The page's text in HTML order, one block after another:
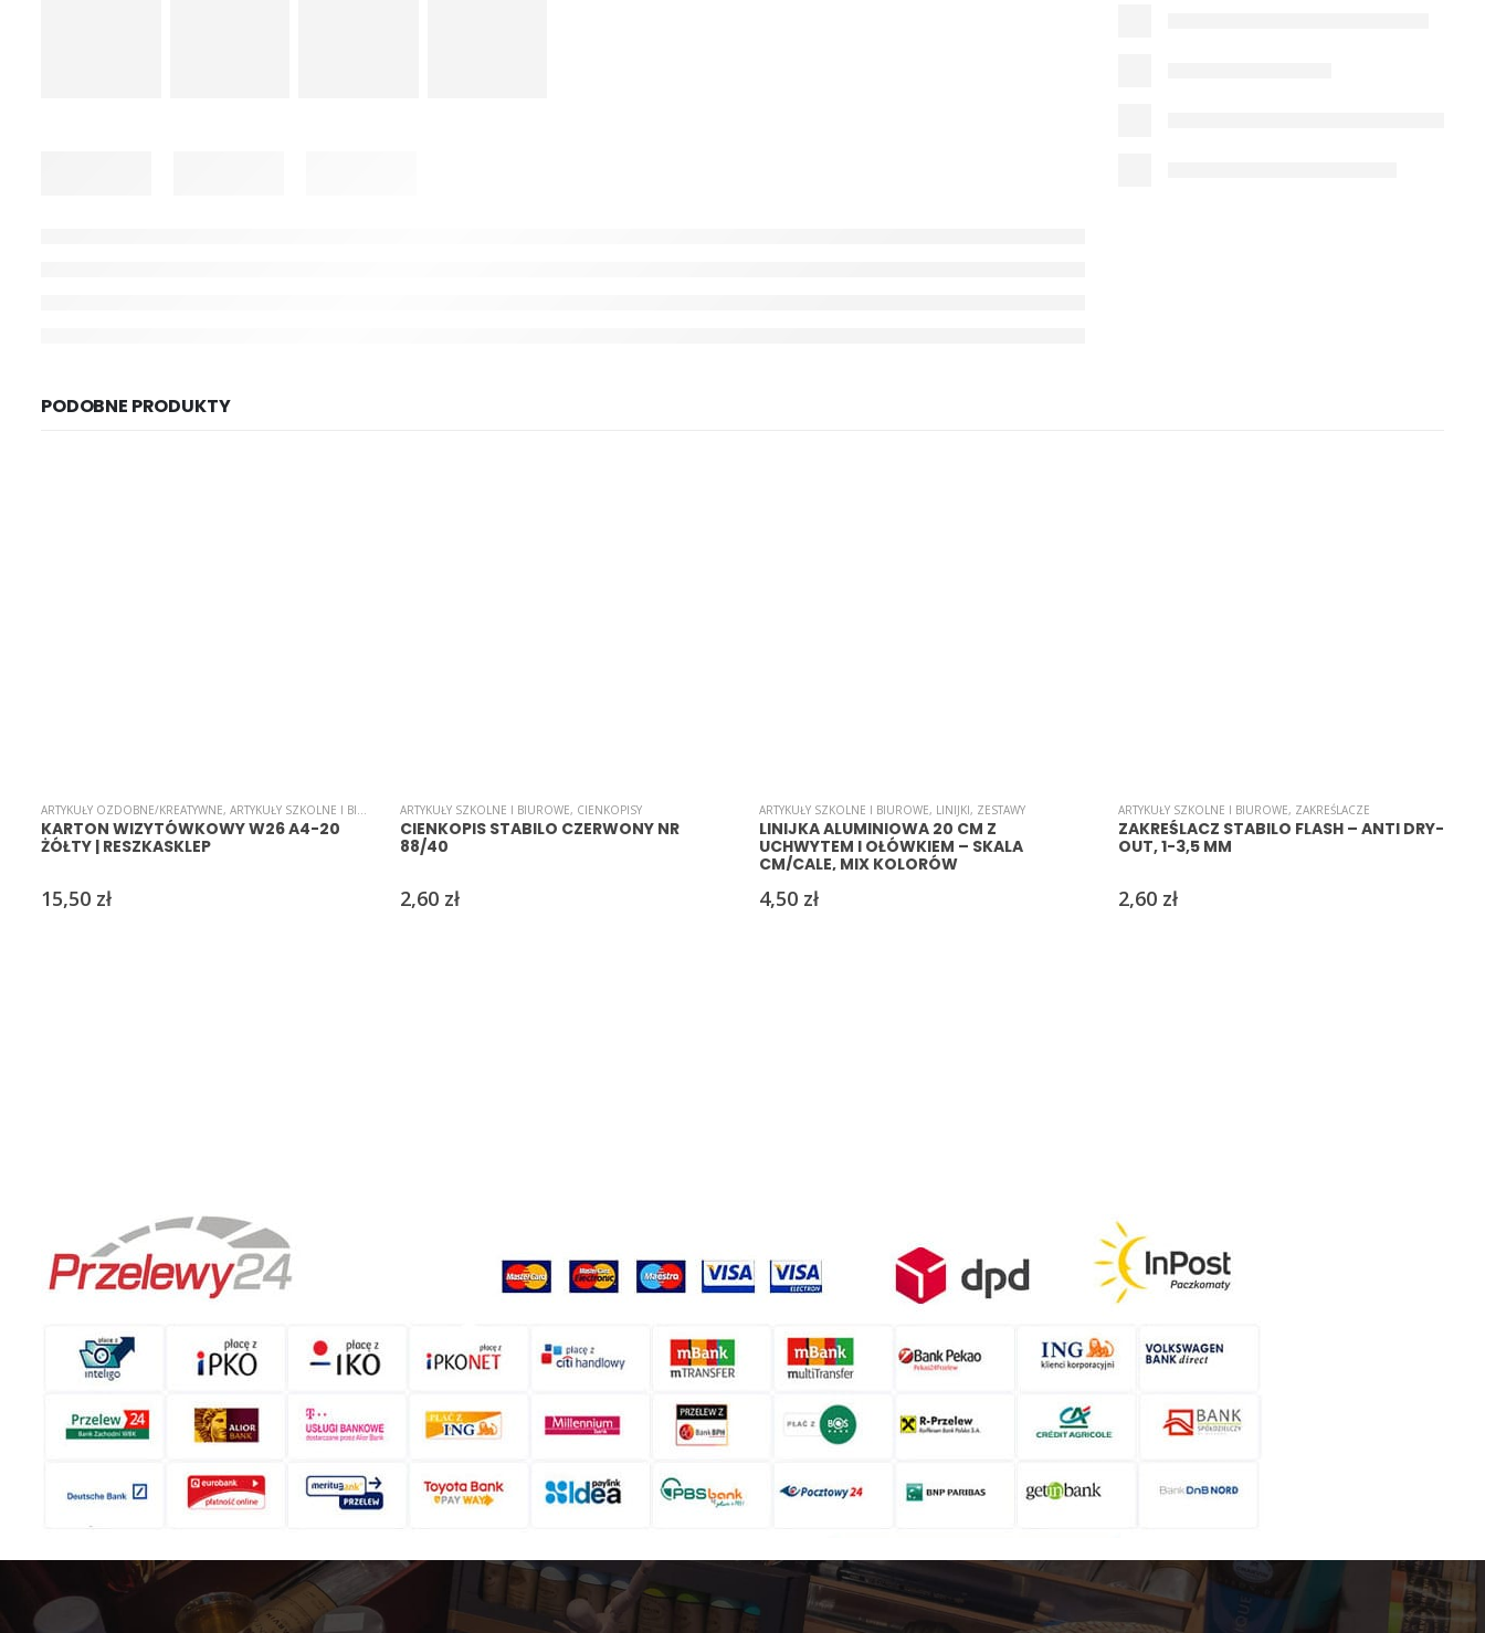
PODOBNE PRODUKTY
ARTYKUŁY OZDOBNE/KREATYWNE, ARTYKUŁY SZKOLNE I BIUROWE ,KARTON/PAPIER WIZYTÓWKOWY,PAPIER,PAPIERY/WYCINANKI
KARTON WIZYTÓWKOWY W26 A4-20
ŻÓŁTY | RESZKASKLEP
15,50 zł
ARTYKUŁY SZKOLNE I BIUROWE, CIENKOPISY
CIENKOPIS STABILO CZERWONY NR
88/40
2,60 zł
ARTYKUŁY SZKOLNE I BIUROWE, LINIJKI, ZESTAWY
LINIJKA ALUMINIOWA 20 CM Z
UCHWYTEM I OŁÓWKIEM – SKALA
CM/CALE, MIX KOLORÓW
4,50 zł
ARTYKUŁY SZKOLNE I BIUROWE, ZAKREŚLACZE
ZAKREŚLACZ STABILO FLASH – ANTI DRY-
OUT, 1-3,5 MM
2,60 zł